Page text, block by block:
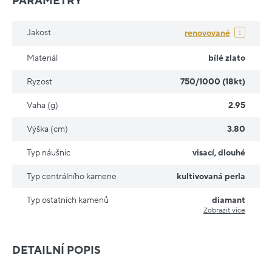
DETAILNÍ POPIS
Jakost renovované
Materiál bílé zlato
Ryzost 750/1000 (18kt)
Vaha (g) 2.95
Výška (cm) 3.80
Typ náušnic visací, dlouhé
Typ centrálního kamene kultivovaná perla
Typ ostatních kamenů diamant
Zobrazit více